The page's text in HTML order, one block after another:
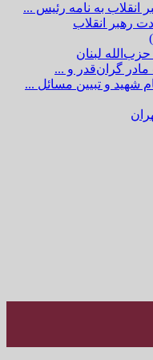
انقلاب به نامه رئیس ...
رهبر انقلاب
لبنان
گران‌قدر و ...
شهید و تبیین مسائل ...